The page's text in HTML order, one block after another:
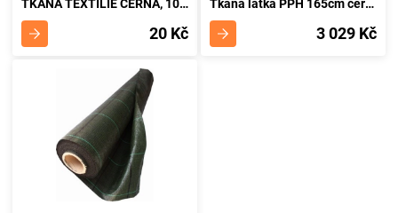
TKANÁ TEXTILIE ČERNÁ, 100M/165CM, PPH
20 Kč
Tkaná látka PPH 165cm černá kompletní cívka
3 029 Kč